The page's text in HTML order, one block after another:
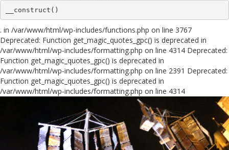
__construct()
. in /var/www/html/wp-includes/functions.php on line 3767
Deprecated: Function get_magic_quotes_gpc() is deprecated in
/var/www/html/wp-includes/formatting.php on line 4314 Deprecated:
Function get_magic_quotes_gpc() is deprecated in
/var/www/html/wp-includes/formatting.php on line 2391 Deprecated:
Function get_magic_quotes_gpc() is deprecated in
/var/www/html/wp-includes/formatting.php on line 4314